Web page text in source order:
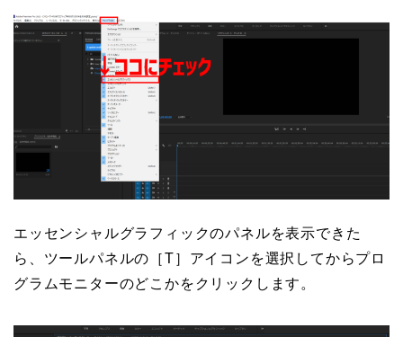
エッセンシャルグラフィックのパネルを表示できた
ら、ツールパネルの［T］アイコンを選択してからプロ
グラムモニターのどこかをクリックします。